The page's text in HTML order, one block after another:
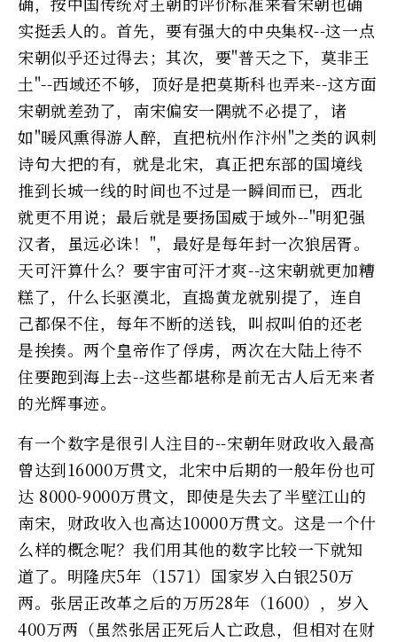
实挺丢人的。首先，要有强大的中央集权--这一点
宋朝似乎还过得去；其次，要"普天之下，莫非王
土"--西域还不够，顶好是把莫斯科也弄来--这方面
宋朝就差劲了，南宋偏安一隅就不必提了，诸
如"暖风熏得游人醉，直把杭州作汴州"之类的讽刺
诗句大把的有，就是北宋，真正把东部的国境线
推到长城一线的时间也不过是一瞬间而已，西北
就更不用说；最后就是要扬国威于域外--"明犯强
汉者，虽远必诛！"，最好是每年封一次狼居胥。
天可汗算什么？要宇宙可汗才爽--这宋朝就更加糟
糕了，什么长驱漠北，直捣黄龙就别提了，连自
己都保不住，每年不断的送钱，叫叔叫伯的还老
是挨揍。两个皇帝作了俘虏，两次在大陆上待不
住要跑到海上去--这些都堪称是前无古人后无来者
的光辉事迹。
有一个数字是很引人注目的--宋朝年财政收入最高
曾达到16000万贯文，北宋中后期的一般年份也可
达 8000-9000万贯文，即使是失去了半壁江山的
南宋，财政收入也高达10000万贯文。这是一个什
么样的概念呢？我们用其他的数字比较一下就知
道了。明隆庆5年（1571）国家岁入白银250万
两。张居正改革之后的万历28年（1600），岁入
400万两（虽然张居正死后人亡政息，但相对在财